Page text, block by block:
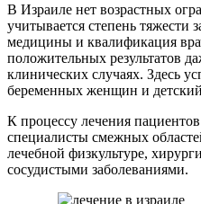
В Израиле нет возрастных
учитывается степень тяжести
медицины и квалификация
положительных результатов
клинических случаях. Здесь
беременных женщин и
К процессу лечения
специалисты смежных
лечебной физкультуре,
сосудистыми заболеваниями.